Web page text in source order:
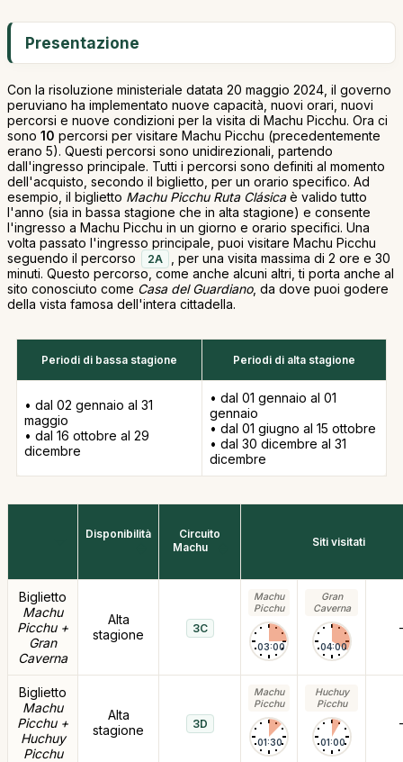
Presentazione
Con la risoluzione ministeriale datata 20 maggio 2024, il governo
peruviano ha implementato nuove capacità, nuovi orari, nuovi
percorsi e nuove condizioni per la visita di Machu Picchu. Ora ci
sono 10 percorsi per visitare Machu Picchu (precedentemente
erano 5). Questi percorsi sono unidirezionali, partendo
dall'ingresso principale. Tutti i percorsi sono definiti al momento
dell'acquisto, secondo il biglietto, per un orario specifico. Ad
esempio, il biglietto Machu Picchu Ruta Clásicaè valido tutto
l'anno (sia in bassa stagione che in alta stagione) e consente
l'ingresso a Machu Picchu in un giorno e orario specifici. Una
volta passato l'ingresso principale, puoi visitare Machu Picchu
seguendo il percorso
2A
, per una visita massima di 2 ore e 30
minuti. Questo percorso, come anche alcuni altri, ti porta anche al
sito conosciuto come Casa del Guardiano, da dove puoi godere
della vista famosa dell'intera cittadella.
Periodi di bassa stagione Periodi di alta stagione
• dal 02 gennaio al 31
maggio
• dal 16 ottobre al 29
dicembre
• dal 01 gennaio al 01
gennaio
• dal 01 giugno al 15 ottobre
• dal 30 dicembre al 31
dicembre
Disponibilità
Circuito
Machu
Siti visitati
Biglietto
Machu
Picchu +
Gran
Caverna
Alta
stagione
3C
Machu
Picchu
03:00
Gran
Caverna
04:00
-
Biglietto
Machu
Picchu +
Huchuy
Picchu
Alta
stagione
3D
Machu
Picchu
01:30
Huchuy
Picchu
01:00
-